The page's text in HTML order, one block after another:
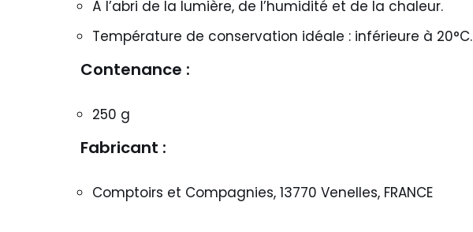
À l’abri de la lumière, de l’humidité et de la chaleur.
Température de conservation idéale : inférieure à 20°C.
Contenance :
250 g
Fabricant :
Comptoirs et Compagnies, 13770 Venelles, FRANCE